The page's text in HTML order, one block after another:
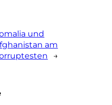
und
am
→